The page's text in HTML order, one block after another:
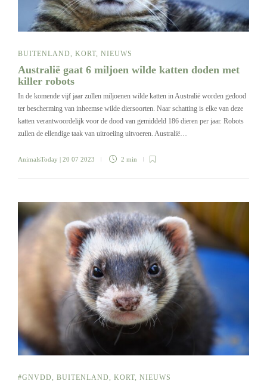
BUITENLAND KORT NIEUWS
Australië gaat 6 miljoen wilde katten doden met
killer robots
In de komende vijf jaar zullen miljoenen wilde katten in Australië worden gedood
ter bescherming van inheemse wilde diersoorten. Naar schatting is elke van deze
katten verantwoordelijk voor de dood van gemiddeld 186 dieren per jaar. Robots
zullen de ellendige taak van uitroeiing uitvoeren. Australië…
AnimalsToday | 20 07 2023 2 min
#GNVDD, BUITENLAND, KORT, NIEUWS